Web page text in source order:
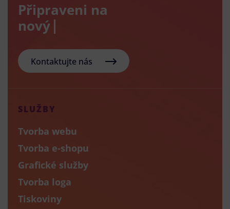
Připraveni na
nový e-sho
Kontaktujte nás
SLUŽBY
Tvorba webu
Tvorba e-shopu
Grafické služby
Tvorba loga
Tiskoviny